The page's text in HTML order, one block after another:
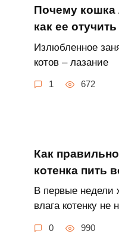
Почему кошка
как ее
Излюбленное
котов – лазание
1 672
Как
котенка пить
В первые недели
влага котенку не
0 990